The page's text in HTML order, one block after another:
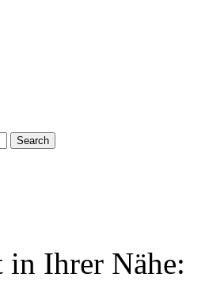
in Ihrer Nähe: